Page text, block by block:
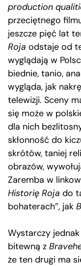
production
przeciętnego
jeszcze pięć lat
Roja odstaje od
wyglądają w
biednie, tanio,
wygląda, jak
telewizji. Sceny
się może w
dla nich
skłonność do
skrótów, taniej
obrazów,
Zaremba w
Historię Roja do
bohaterach”, jak
Wystarczy
bitewną z
że ten drugi ma